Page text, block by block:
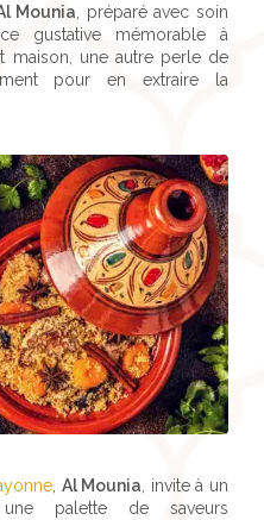
Mounia , préparé avec soin
gustative mémorable à
maison, une autre perle de
pour en extraire la
Al Mounia , invite à un
palette de saveurs